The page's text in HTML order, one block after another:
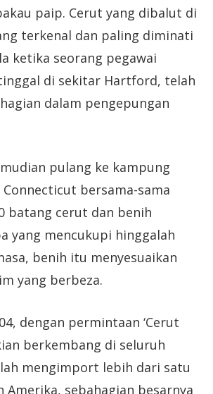
paip. Cerut yang dibalut di
terkenal dan paling diminati
ketika seorang pegawai
di sekitar Hartford, telah
dalam pengepungan
pulang ke kampung
bersama-sama
batang cerut dan benih
yang mencukupi hinggalah
benih itu menyesuaikan
yang berbeza.
dengan permintaan ‘Cerut
berkembang di seluruh
mengimport lebih dari satu
Amerika, sebahagian besarnya